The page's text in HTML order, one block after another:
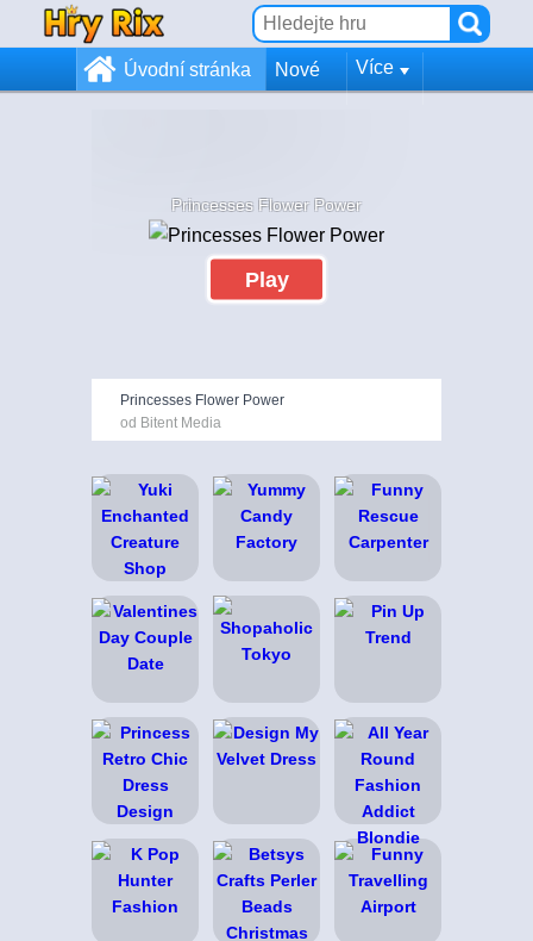
Úvodní stránka Nové Více
Princesses Flower Power
Play
Princesses Flower Power
od Bitent Media